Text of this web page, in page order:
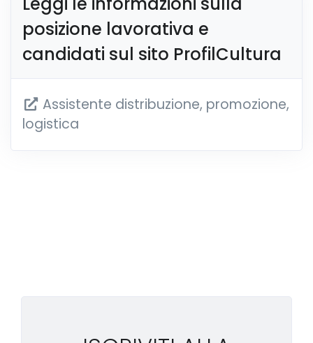
posizione lavorativa e
candidati sul sito ProfilCultura
Assistente distribuzione, promozione,
logistica